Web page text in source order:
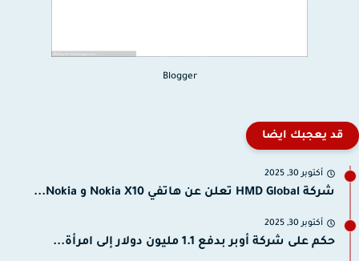
Blogger
قد يعجبك ايضا
أكتوبر 30, 2025
شركة HMD Global تعلن عن هاتفي Nokia X10 و Nokia...
أكتوبر 30, 2025
حكم على شركة أوبر بدفع 1.1 مليون دولار إلى امرأة...